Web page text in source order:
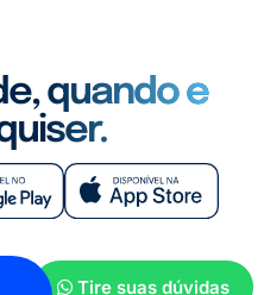
quando e
Tire suas dúvidas